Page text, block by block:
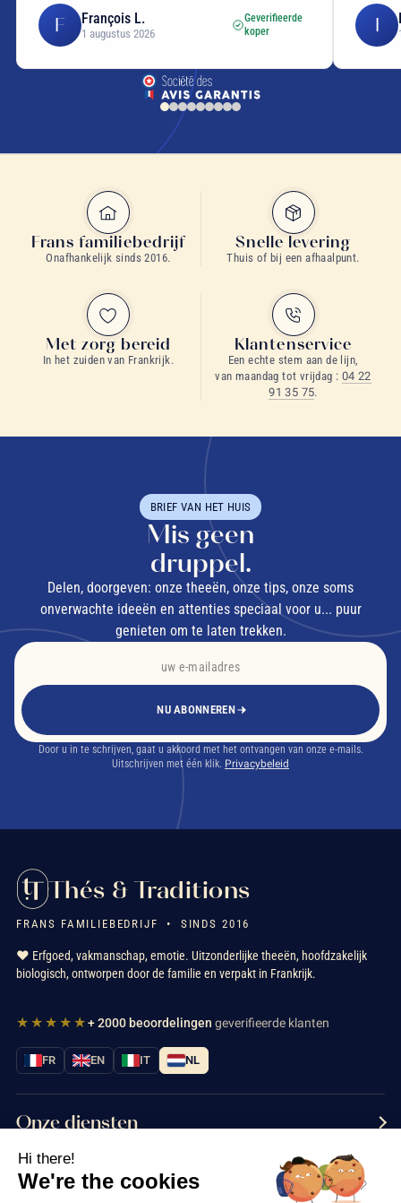
F François L.
1 augustus 2026
Geverifieerde
koper
I
Frans familiebedrijf
Onafhankelijk sinds 2016.
Snelle levering
Thuis of bij een afhaalpunt.
Met zorg bereid
In het zuiden van Frankrijk.
Klantenservice
Een echte stem aan de lijn,
van maandag tot vrijdag : 04 22
91 35 75.
BRIEF VAN HET HUIS
Mis geen
druppel.
Delen, doorgeven: onze theeën, onze tips, onze soms
onverwachte ideeën en attenties speciaal voor u... puur
genieten om te laten trekken.
NU ABONNEREN
Door u in te schrijven, gaat u akkoord met het ontvangen van onze e-mails.
Uitschrijven met één klik. Privacybeleid
Thés & Traditions
FRANS FAMILIEBEDRIJF • SINDS 2016
❤️ Erfgoed, vakmanschap, emotie. Uitzonderlijke theeën, hoofdzakelijk
biologisch, ontworpen door de familie en verpakt in Frankrijk.
★★★★★+ 2000 beoordelingen geverifieerde klanten
FR EN IT NL
Onze diensten
Informatie
Hi there!
We're the cookies